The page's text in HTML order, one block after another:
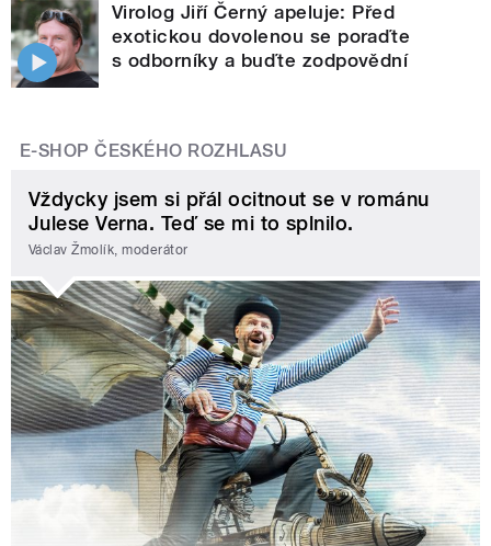
Virolog Jiří Černý apeluje: Před
exotickou dovolenou se poraďte
s odborníky a buďte zodpovědní
E-SHOP ČESKÉHO ROZHLASU
Vždycky jsem si přál ocitnout se v románu
Julese Verna. Teď se mi to splnilo.
Václav Žmolík, moderátor